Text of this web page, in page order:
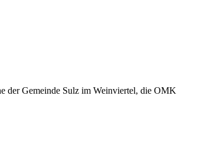
Gemeinde Sulz im Weinviertel, die OMK